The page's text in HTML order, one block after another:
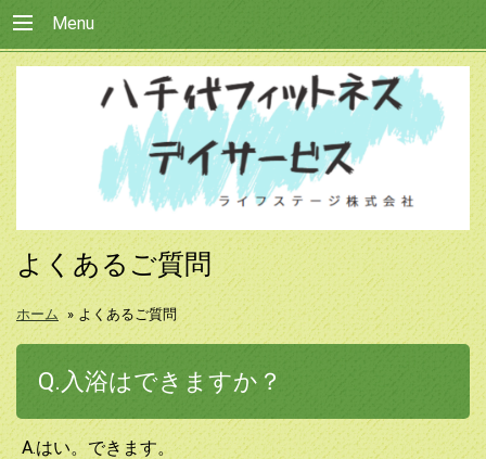
Menu
よくあるご質問
ホーム » よくあるご質問
Q.入浴はできますか？
A.はい。できます。